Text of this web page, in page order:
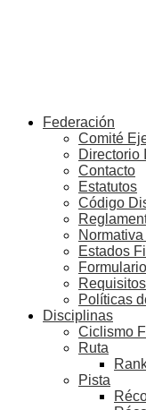
Federación
Comité
Directorio
Contacto
Estatutos
Código
Estados
Políticas
Disciplinas
Ciclismo
Ruta
Pista